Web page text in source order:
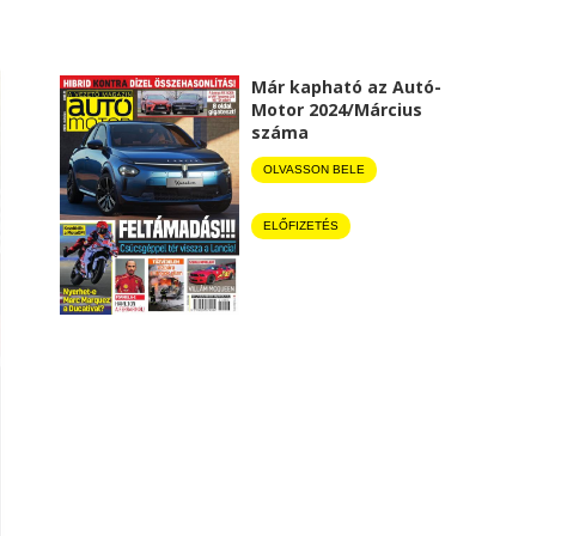
Már kapható az Autó-
Motor 2024/Március
száma
OLVASSON BELE
ELŐFIZETÉS